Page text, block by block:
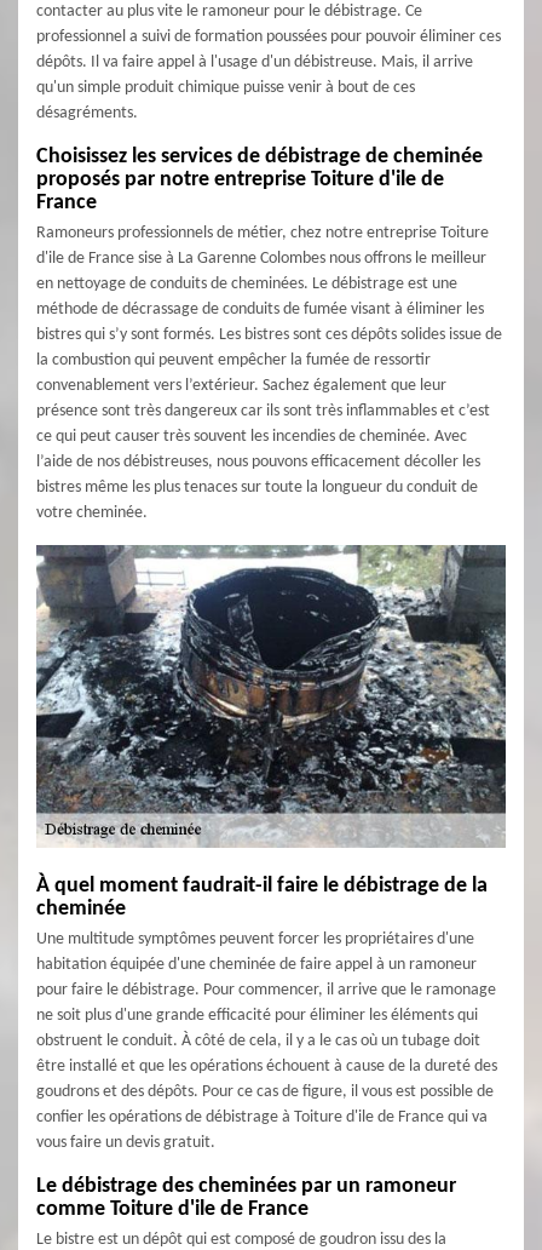
contacter au plus vite le ramoneur pour le débistrage. Ce
professionnel a suivi de formation poussées pour pouvoir éliminer ces
dépôts. Il va faire appel à l'usage d'un débistreuse. Mais, il arrive
qu'un simple produit chimique puisse venir à bout de ces
désagréments.
Choisissez les services de débistrage de cheminée
proposés par notre entreprise Toiture d'ile de
France
Ramoneurs professionnels de métier, chez notre entreprise Toiture
d'ile de France sise à La Garenne Colombes nous offrons le meilleur
en nettoyage de conduits de cheminées. Le débistrage est une
méthode de décrassage de conduits de fumée visant à éliminer les
bistres qui s’y sont formés. Les bistres sont ces dépôts solides issue de
la combustion qui peuvent empêcher la fumée de ressortir
convenablement vers l’extérieur. Sachez également que leur
présence sont très dangereux car ils sont très inflammables et c’est
ce qui peut causer très souvent les incendies de cheminée. Avec
l’aide de nos débistreuses, nous pouvons efficacement décoller les
bistres même les plus tenaces sur toute la longueur du conduit de
votre cheminée.
À quel moment faudrait-il faire le débistrage de la
cheminée
Une multitude symptômes peuvent forcer les propriétaires d'une
habitation équipée d'une cheminée de faire appel à un ramoneur
pour faire le débistrage. Pour commencer, il arrive que le ramonage
ne soit plus d'une grande efficacité pour éliminer les éléments qui
obstruent le conduit. À côté de cela, il y a le cas où un tubage doit
être installé et que les opérations échouent à cause de la dureté des
goudrons et des dépôts. Pour ce cas de figure, il vous est possible de
confier les opérations de débistrage à Toiture d'ile de France qui va
vous faire un devis gratuit.
Le débistrage des cheminées par un ramoneur
comme Toiture d'ile de France
Le bistre est un dépôt qui est composé de goudron issu des la